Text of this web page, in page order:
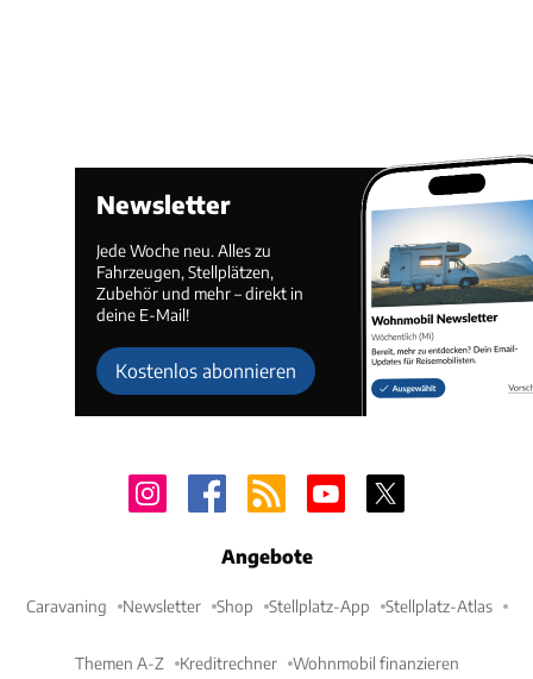
Newsletter
Jede Woche neu. Alles zu
Fahrzeugen, Stellplätzen,
Zubehör und mehr – direkt in
deine E-Mail!
Kostenlos abonnieren
Angebote
Caravaning Newsletter Shop Stellplatz-App Stellplatz-Atlas
Themen A-Z Kreditrechner Wohnmobil finanzieren